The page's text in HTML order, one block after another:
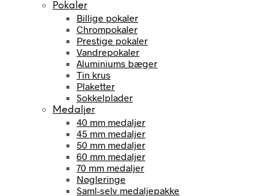
Pokaler
Billige pokaler
Chrompokaler
Prestige pokaler
Vandrepokaler
Aluminiums bæger
Tin krus
Plaketter
Sokkelplader
Medaljer
40 mm medaljer
45 mm medaljer
50 mm medaljer
60 mm medaljer
70 mm medaljer
Nøgleringe
Saml-selv medaljepakke